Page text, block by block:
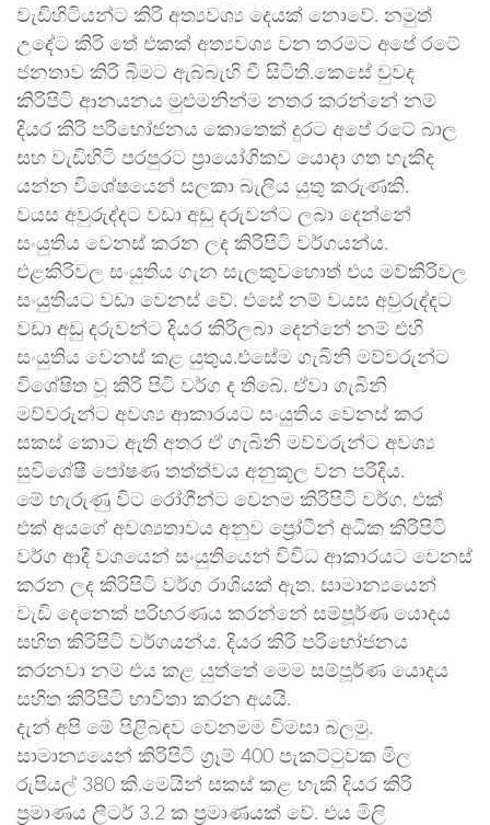
වැඩිහිටියන්ට කිරි අත්‍යවශ්‍ය දෙයක් නොවේ. නමුත්
උදේට කිරි තේ එකක් අත්‍යවශ්‍ය වන තරමට අපේ රටේ
ජනතාව කිරි බීමට ඇබ්බැහි වී සිටිති.කෙසේ වුවද
කිරිපිටි ආනයනය මුළුමනින්ම නතර කරන්නේ නම්
දියර කිරි පරිභෝජනය කොතෙක් දුරට අපේ රටේ බාල
සහ වැඩිහිටි පරපුරට ප්‍රායෝගිකව යොදා ගත හැකිද
යන්න විශේෂයෙන් සලකා බැලිය යුතු කරුණකි.
වයස අවුරුද්දට වඩා අඩු දරුවන්ට ලබා දෙන්නේ
සංයුතිය වෙනස් කරන ලද කිරිපිටි වර්ගයන්ය.
එළකිරිවල සංයුතිය ගැන සැලකුවහොත් එය මව්කිරිවල
සංයුතියට වඩා වෙනස් වේ. එසේ නම් වයස අවුරුද්දට
වඩා අඩු දරුවන්ට දියර කිරිලබා දෙන්නේ නම් එහි
සංයුතිය වෙනස් කළ යුතුය.එසේම ගැබිනි මව්වරුන්ට
විශේෂිත වූ කිරි පිටි වර්ග ද තිබේ. ඒවා ගැබිනි
මව්වරුන්ට අවශ්‍ය ආකාරයට සංයුතිය වෙනස් කර
සකස් කොට ඇති අතර ඒ ගැබිනි මව්වරුන්ට අවශ්‍ය
සුවිශේෂී පෝෂණ තත්ත්වය අනුකූල වන පරිදිය.
මේ හැරුණු විට රෝගීන්ට වෙනම කිරිපිටි වර්ග, එක්
එක් අයගේ අවශ්‍යතාවය අනුව ප්‍රෝටීන් අධික කිරිපිටි
වර්ග ආදී වශයෙන් සංයුතියෙන් විවිධ ආකාරයට වෙනස්
කරන ලද කිරිපිටි වර්ග රාශියක් ඇත. සාමාන්‍යයෙන්
වැඩි දෙනෙක් පරිහරණය කරන්නේ සම්පූර්ණ යොදය
සහිත කිරිපිටි වර්ගයන්ය. දියර කිරි පරිභෝජනය
කරනවා නම් එය කළ යුත්තේ මෙම සම්පූර්ණ යොදය
සහිත කිරිපිටි භාවිතා කරන අයයි.
දැන් අපි මේ පිළිබඳව වෙනමම විමසා බලමු.
සාමාන්‍යයෙන් කිරිපිටි ග්‍රෑම් 400 පැකට්ටුවක මිල
රුපියල් 380 කි.මෙයින් සකස් කළ හැකි දියර කිරි
ප්‍රමාණය ලීටර් 3.2 ක ප්‍රමාණයක් වේ. එය මිලි